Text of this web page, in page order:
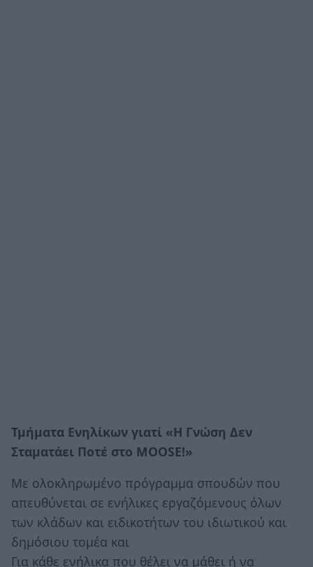
Τμήματα Ενηλίκων γιατί «Η Γνώση Δεν
Σταματάει Ποτέ στο MOOSE!»
Με ολοκληρωμένο πρόγραμμα σπουδών που
απευθύνεται σε ενήλικες εργαζόμενους όλων
των κλάδων και ειδικοτήτων του ιδιωτικού και
δημόσιου τομέα και
Για κάθε ενήλικα που θέλει να μάθει ή να